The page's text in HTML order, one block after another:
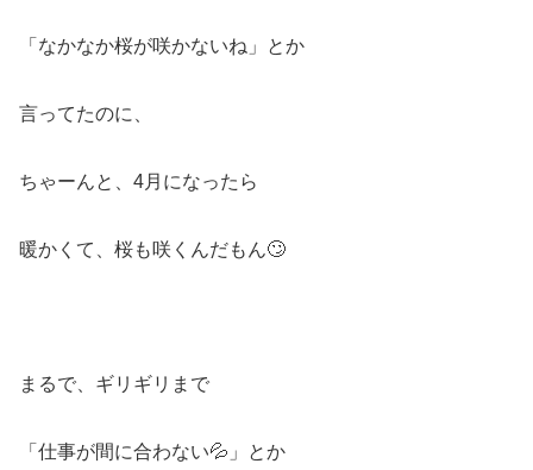
「なかなか桜が咲かないね」とか
言ってたのに、
ちゃーんと、4月になったら
暖かくて、桜も咲くんだもん🙄
まるで、ギリギリまで
「仕事が間に合わない💦」とか